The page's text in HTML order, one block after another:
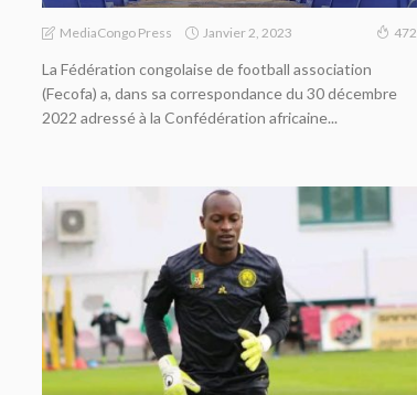
MediaCongo Press Janvier 2, 2023 472
La Fédération congolaise de football association
(Fecofa) a, dans sa correspondance du 30 décembre
2022 adressé à la Confédération africaine...